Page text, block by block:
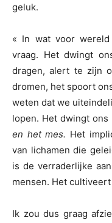
geluk.
« In wat voor
vraag. Het dwingt
dragen, alert te zijn
dromen, het spoort
weten dat we
lopen. Het dwingt ons
en het mes. Het
van lichamen die
is de verraderlijke
mensen. Het
Ik zou dus graag